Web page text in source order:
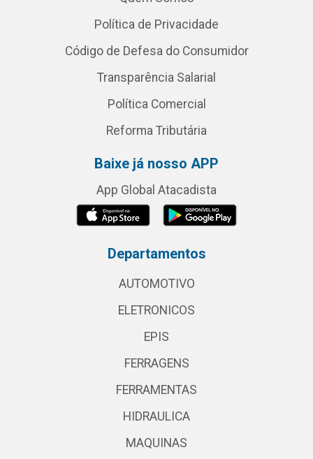
Política de Privacidade
Código de Defesa do Consumidor
Transparência Salarial
Política Comercial
Reforma Tributária
Baixe já nosso APP
App Global Atacadista
Departamentos
AUTOMOTIVO
ELETRONICOS
EPIS
FERRAGENS
FERRAMENTAS
HIDRAULICA
MAQUINAS